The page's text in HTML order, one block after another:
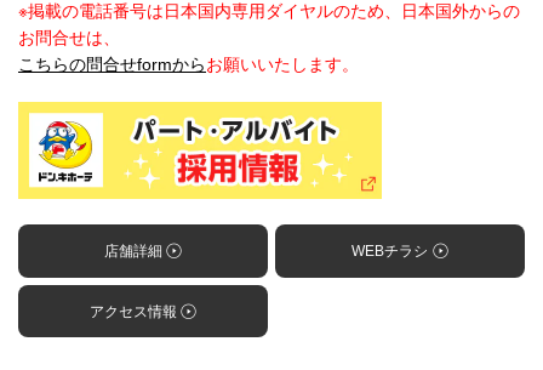
※掲載の電話番号は日本国内専用ダイヤルのため、日本国外からの
お問合せは、
こちらの問合せformからお願いいたします。
店舗詳細 WEBチラシ
アクセス情報